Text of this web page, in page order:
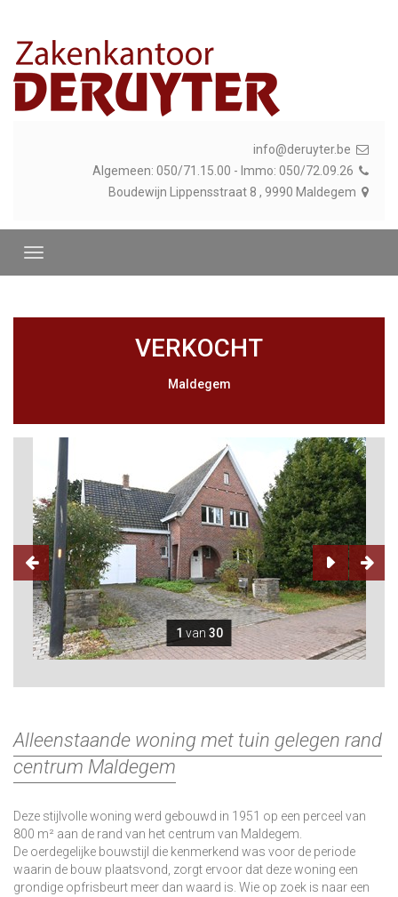
info@deruyter.be
Algemeen: 050/71.15.00 - Immo: 050/72.09.26
Boudewijn Lippensstraat 8 , 9990 Maldegem
VERKOCHT
Maldegem
1 van 30
Alleenstaande woning met tuin gelegen rand
centrum Maldegem
Deze stijlvolle woning werd gebouwd in 1951 op een perceel van
800 m² aan de rand van het centrum van Maldegem.
De oerdegelijke bouwstijl die kenmerkend was voor de periode
waarin de bouw plaatsvond, zorgt ervoor dat deze woning een
grondige opfrisbeurt meer dan waard is. Wie op zoek is naar een